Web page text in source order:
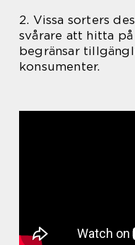
2. Vissa sorters
svårare att hitta
begränsar
konsumenter.